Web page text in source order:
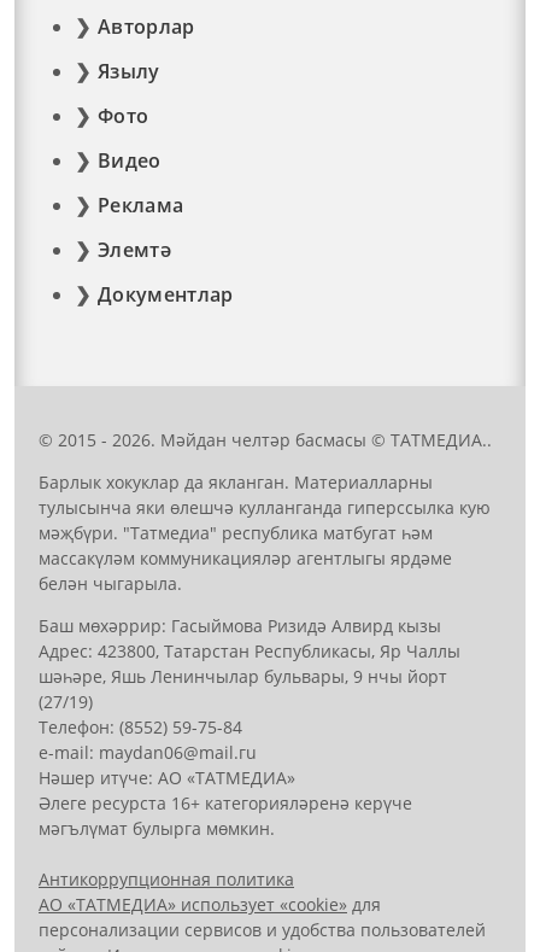
Авторлар
Язылу
Фото
Видео
Реклама
Элемтә
Документлар
© 2015 - 2026. Мәйдан челтәр басмасы © ТАТМЕДИА..
Барлык хокуклар да якланган. Материалларны
тулысынча яки өлешчә кулланганда гиперссылка кую
мәҗбүри. "Татмедиа" республика матбугат һәм
массакүләм коммуникацияләр агентлыгы ярдәме
белән чыгарыла.
Баш мөхәррир: Гасыймова Ризидә Алвирд кызы
Адрес: 423800, Татарстан Республикасы, Яр Чаллы
шәһәре, Яшь Ленинчылар бульвары, 9 нчы йорт
(27/19)
Телефон: (8552) 59-75-84
е-mail: mауdаn06@mail.гu
Нәшер итүче: АО «ТАТМЕДИА»
Әлеге ресурста 16+ категорияләренә керүче
мәгълүмат булырга мөмкин.
Антикоррупционная политика
АО «ТАТМЕДИА» использует «cookie» для
персонализации сервисов и удобства пользователей